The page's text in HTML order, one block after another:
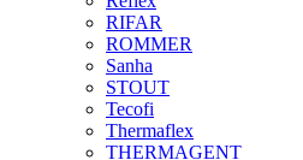
RIFAR
ROMMER
Sanha
STOUT
Tecofi
Thermaflex
THERMAGENT